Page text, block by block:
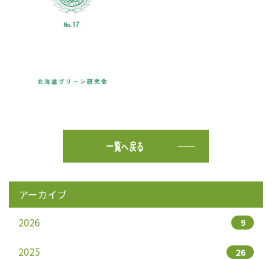
一覧へ戻る
アーカイブ
2026
9
2025 26